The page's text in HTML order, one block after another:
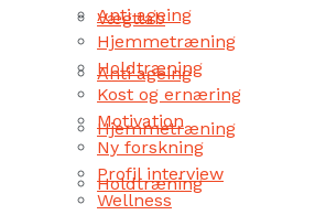
Vægttab
Anti ageing
Hjemmetræning
Holdtræning
Anti ageing
Hjemmetræning
Holdtræning
Kost og ernæring
Motivation
Ny forskning
Profil interview
Wellness